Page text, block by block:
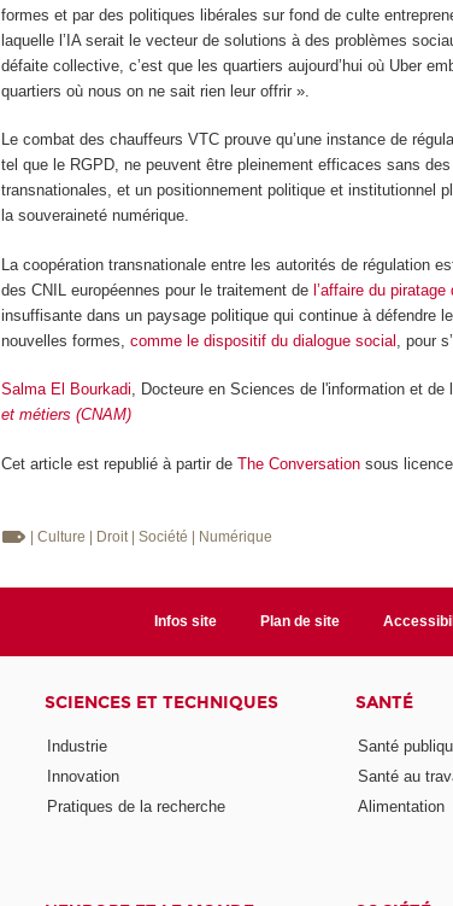
formes et par des politiques libérales sur fond de culte
laquelle l’IA serait le vecteur de solutions à des problèmes
défaite collective, c’est que les quartiers aujourd’hui où Uber
quartiers où nous on ne sait rien leur offrir ».
Le combat des chauffeurs VTC prouve qu’une instance de
tel que le RGPD, ne peuvent être pleinement efficaces sans
transnationales, et un positionnement politique et institutionnel
la souveraineté numérique.
La coopération transnationale entre les autorités de régulation
des CNIL européennes pour le traitement de l’affaire du
insuffisante dans un paysage politique qui continue à défendre
nouvelles formes,comme le dispositif du dialogue social , pour
Salma El Bourkadi, Docteure en Sciences de l'information et
et métiers (CNAM)
Cet article est republié à partir deThe Conversation sous
| Culture | Droit | Société | Numérique
Infos site Plan de site
SCIENCES ET TECHNIQUES
Industrie
Innovation
Pratiques de la recherche
SANTÉ
Santé
Santé au
Alimentation